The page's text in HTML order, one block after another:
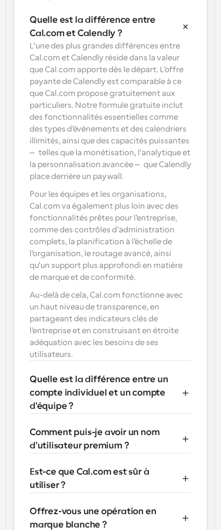
Par cas
Recrutement
Ventes
Ressources
humaines
Éducation
Soutien
Santé
Télésanté
Marketing
Essayez Cal.ai maintenant !
Programmation surpuissante avec des appels
alimentés par l'IA
Utilisez nos atomes React pour ajouter la planification à
votre application.
Créer un client OAuth
Intégrez Cal.com en utilisant OAuth
conception d’interfaces utilisateur
App Store
Intégrez-vous à vos applications préférées
Événements Collectifs
Planifier des événements avec plusieurs participants
Documents d'aide
Besoin d'en savoir plus sur notre système ? Consultez la
documentation d'aide.
Intégrer
Intégrer Cal.com dans votre site web
Hors du bureau
Planifiez des congés facilement
Paiements
Accepter les paiements pour les réservations
Flux de travail
Automatiser la planification et les rappels
Blog
Restez à jour avec les dernières nouvelles et mises à
Réunions instantanées
Rencontrez des clients en quelques minutes
Liens de groupe dynamique
Réservez facilement des réunions avec plusieurs
personnes
Webhooks
Soyez informé lorsque quelque chose se passe
Quelle est la différence entre
Cal.com et Calendly ?
L’une des plus grandes différences entre
Cal.com et Calendly réside dans la valeur
que Cal.com apporte dès le départ. L’offre
payante de Calendly est comparable à ce
que Cal.com propose gratuitement aux
particuliers. Notre formule gratuite inclut
des fonctionnalités essentielles comme
des types d’événements et des calendriers
illimités, ainsi que des capacités puissantes
— telles que la monétisation, l’analytique et
la personnalisation avancée — que Calendly
place derrière un paywall.
Pour les équipes et les organisations,
Cal.com va également plus loin avec des
fonctionnalités prêtes pour l’entreprise,
comme des contrôles d’administration
complets, la planification à l’échelle de
l’organisation, le routage avancé, ainsi
qu’un support plus approfondi en matière
de marque et de conformité.
Au-delà de cela, Cal.com fonctionne avec
un haut niveau de transparence, en
partageant des indicateurs clés de
l’entreprise et en construisant en étroite
adéquation avec les besoins de ses
utilisateurs.
Quelle est la différence entre un
compte individuel et un compte
d'équipe ?
Comment puis-je avoir un nom
d'utilisateur premium ?
Est-ce que Cal.com est sûr à
utiliser ?
Offrez-vous une opération en
marque blanche ?